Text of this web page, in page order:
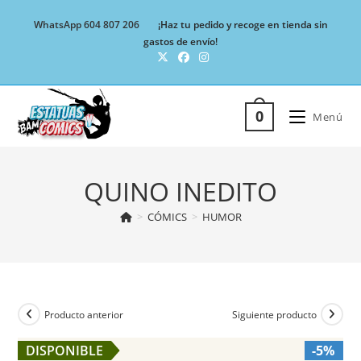
WhatsApp 604 807 206
¡Haz tu pedido y recoge en tienda sin
gastos de envío!
0 Menú
QUINO INEDITO
> CÓMICS > HUMOR
Producto anterior Siguiente producto
DISPONIBLE -5%